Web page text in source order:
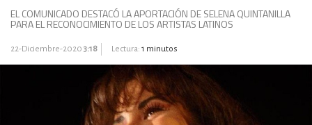
EL COMUNICADO DESTACÓ LA APORTACIÓN DE SELENA QUINTANILLA
PARA EL RECONOCIMIENTO DE LOS ARTISTAS LATINOS
22-Diciembre-2020 3:18 Lectura: 1 minutos